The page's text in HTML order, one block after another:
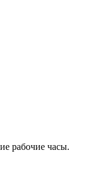
рабочие часы.